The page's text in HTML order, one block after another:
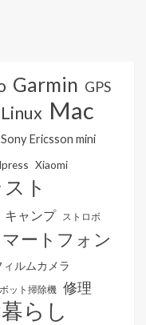
Garmin GPS
Linux Mac
Sony Ericsson mini
Xiaomi
ト
キャンプ ストロボ
マートフォン
ィルムカメラ
ット掃除機 修理
らし